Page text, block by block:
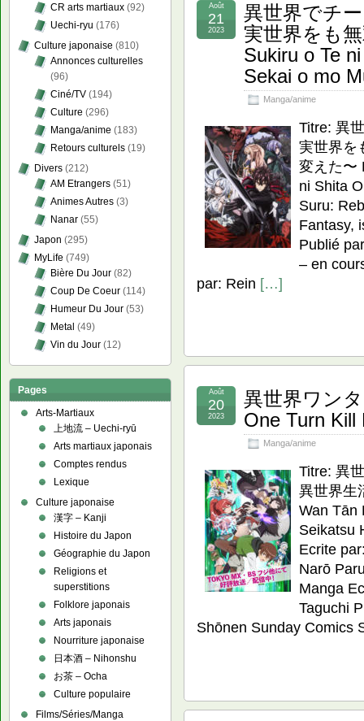
異世界でチ
実世界をも
Sukiru o Te
Sekai o mo
Manga/anime
Août
21
2023
Titre: 異
実世界を
変えた〜
ni Shita
Suru:
Fantasy,
Publié
– en
par: Rein […]
異世界ワン
One Turn Kill
Manga/anime
Août
20
2023
Titre: 異
異世界生
Wan Tān
Seikatsu
Ecrite
Narō
Manga
Taguchi
Shōnen Sunday Comics
CR arts martiaux (92)
Uechi-ryu (176)
Culture japonaise (810)
Annonces culturelles
(96)
Ciné/TV (194)
Culture (296)
Manga/anime (183)
Retours culturels (19)
Divers (212)
AM Etrangers (51)
Animes Autres (3)
Nanar (55)
Japon (295)
MyLife (749)
Bière Du Jour (82)
Coup De Coeur (114)
Humeur Du Jour (53)
Metal (49)
Vin du Jour (12)
Pages
Arts-Martiaux
上地流 – Uechi-ryū
Arts martiaux japonais
Comptes rendus
Lexique
Culture japonaise
漢字 – Kanji
Histoire du Japon
Géographie du Japon
Religions et
superstitions
Folklore japonais
Arts japonais
Nourriture japonaise
日本酒 – Nihonshu
お茶 – Ocha
Culture populaire
Films/Séries/Manga